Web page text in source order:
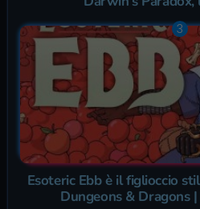
Esoteric Ebb è il figlioccio
Dungeons & Dragons